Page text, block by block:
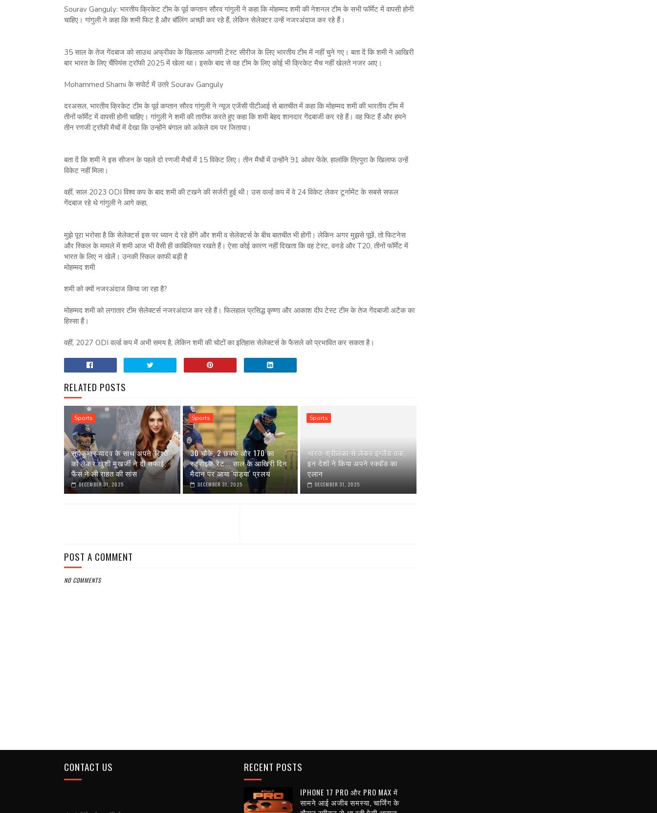
Sourav Ganguly: भारतीय क्रिकेट टीम के पूर्व कप्तान सौरव गांगुली ने कहा कि मोहम्मद शमी की नेशनल टीम के सभी फॉर्मेट में वापसी होनी
चाहिए। गांगुली ने कहा कि शमी फिट है और बॉलिंग अच्छी कर रहे हैं, लेकिन सेलेक्टर उन्हें नजरअंदाज कर रहे हैं।
35 साल के तेज गेंदबाज को साउथ अफ्रीका के खिलाफ आगामी टेस्ट सीरीज के लिए भारतीय टीम में नहीं चुने गए। बता दें कि शमी ने आखिरी
बार भारत के लिए चैंपियंस ट्रॉफी 2025 में खेला था। इसके बाद से वह टीम के लिए कोई भी क्रिकेट मैच नहीं खेलते नजर आए।
Mohammed Shami के सपोर्ट में उतरे Sourav Ganguly
दरअसल, भारतीय क्रिकेट टीम के पूर्व कप्तान सौरव गांगुली ने न्यूज एजेंसी पीटीआई से बातचीत में कहा कि मोहम्मद शमी की भारतीय टीम में
तीनों फॉर्मेट में वापसी होनी चाहिए। गांगुली ने शमी की तारीफ करते हुए कहा कि शमी बेहद शानदार गेंदबाजी कर रहे हैं। वह फिट हैं और हमने
तीन रणजी ट्रॉफी मैचों में देखा कि उन्होंने बंगाल को अकेले दम पर जिताया।
बता दें कि शमी ने इस सीजन के पहले दो रणजी मैचों में 15 विकेट लिए। तीन मैचों में उन्होंने 91 ओवर फेंके, हालांकि त्रिपुरा के खिलाफ उन्हें
विकेट नहीं मिला।
वहीं, साल 2023 ODI विश्व कप के बाद शमी की टखने की सर्जरी हुई थी। उस वर्ल्ड कप में वे 24 विकेट लेकर टूर्नामेंट के सबसे सफल
गेंदबाज रहे थे गांगुली ने आगे कहा,
मुझे पूरा भरोसा है कि सेलेक्टर्स इस पर ध्यान दे रहे होंगे और शमी व सेलेक्टर्स के बीच बातचीत भी होगी। लेकिन अगर मुझसे पूछें, तो फिटनेस
और स्किल के मामले में शमी आज भी वैसी ही काबिलियत रखते हैं। ऐसा कोई कारण नहीं दिखता कि वह टेस्ट, वनडे और T20, तीनों फॉर्मेट में
भारत के लिए न खेलें। उनकी स्किल काफी बड़ी है
मोहम्मद शमी
शमी को क्यों नजरअंदाज किया जा रहा है?
मोहम्मद शमी को लगातार टीम सेलेक्टर्स नजरअंदाज कर रहे हैं। फिलहाल प्रसिद्ध कृष्णा और आकाश दीप टेस्ट टीम के तेज गेंदबाजी अटैक का
हिस्सा हैं।
वहीं, 2027 ODI वर्ल्ड कप में अभी समय है, लेकिन शमी की चोटों का इतिहास सेलेक्टर्स के फैसले को प्रभावित कर सकता है।
RELATED POSTS
Sports
सूर्यकुमार यादव के साथ अपने 'रिश्ते'
को लेकर खुशी मुखर्जी ने दी सफाई,
फैंस ने ली राहत की सांस
DECEMBER 31, 2025
Sports
30 चौके, 2 छक्के और 170 का
स्ट्राइक रेट... साल के आखिरी दिन
मैदान पर आया 'पांड्या' प्रलय
DECEMBER 31, 2025
Sports
भारत-श्रीलंका से लेकर इंग्‍लैंड तक,
इन देशों ने किया अपने स्‍क्वॉड का
एलान
DECEMBER 31, 2025
POST A COMMENT
NO COMMENTS
CONTACT US RECENT POSTS
IPHONE 17 PRO और PRO MAX में
सामने आई अजीब समस्या, चार्जिंग के